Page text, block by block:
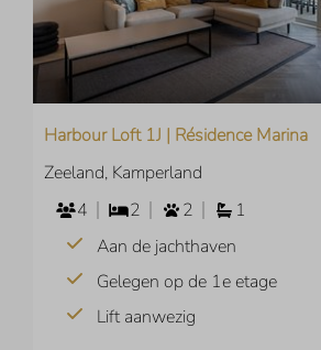
Harbour Loft 1J | Résidence Marina
Zeeland, Kamperland
4
2 2
1
Aan de jachthaven
Gelegen op de 1e etage
Lift aanwezig